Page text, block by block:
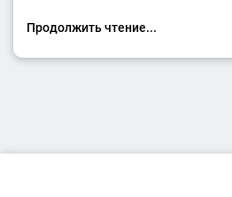
Продолжить чтение...